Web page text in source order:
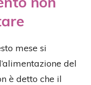
mese si
del
è detto che il